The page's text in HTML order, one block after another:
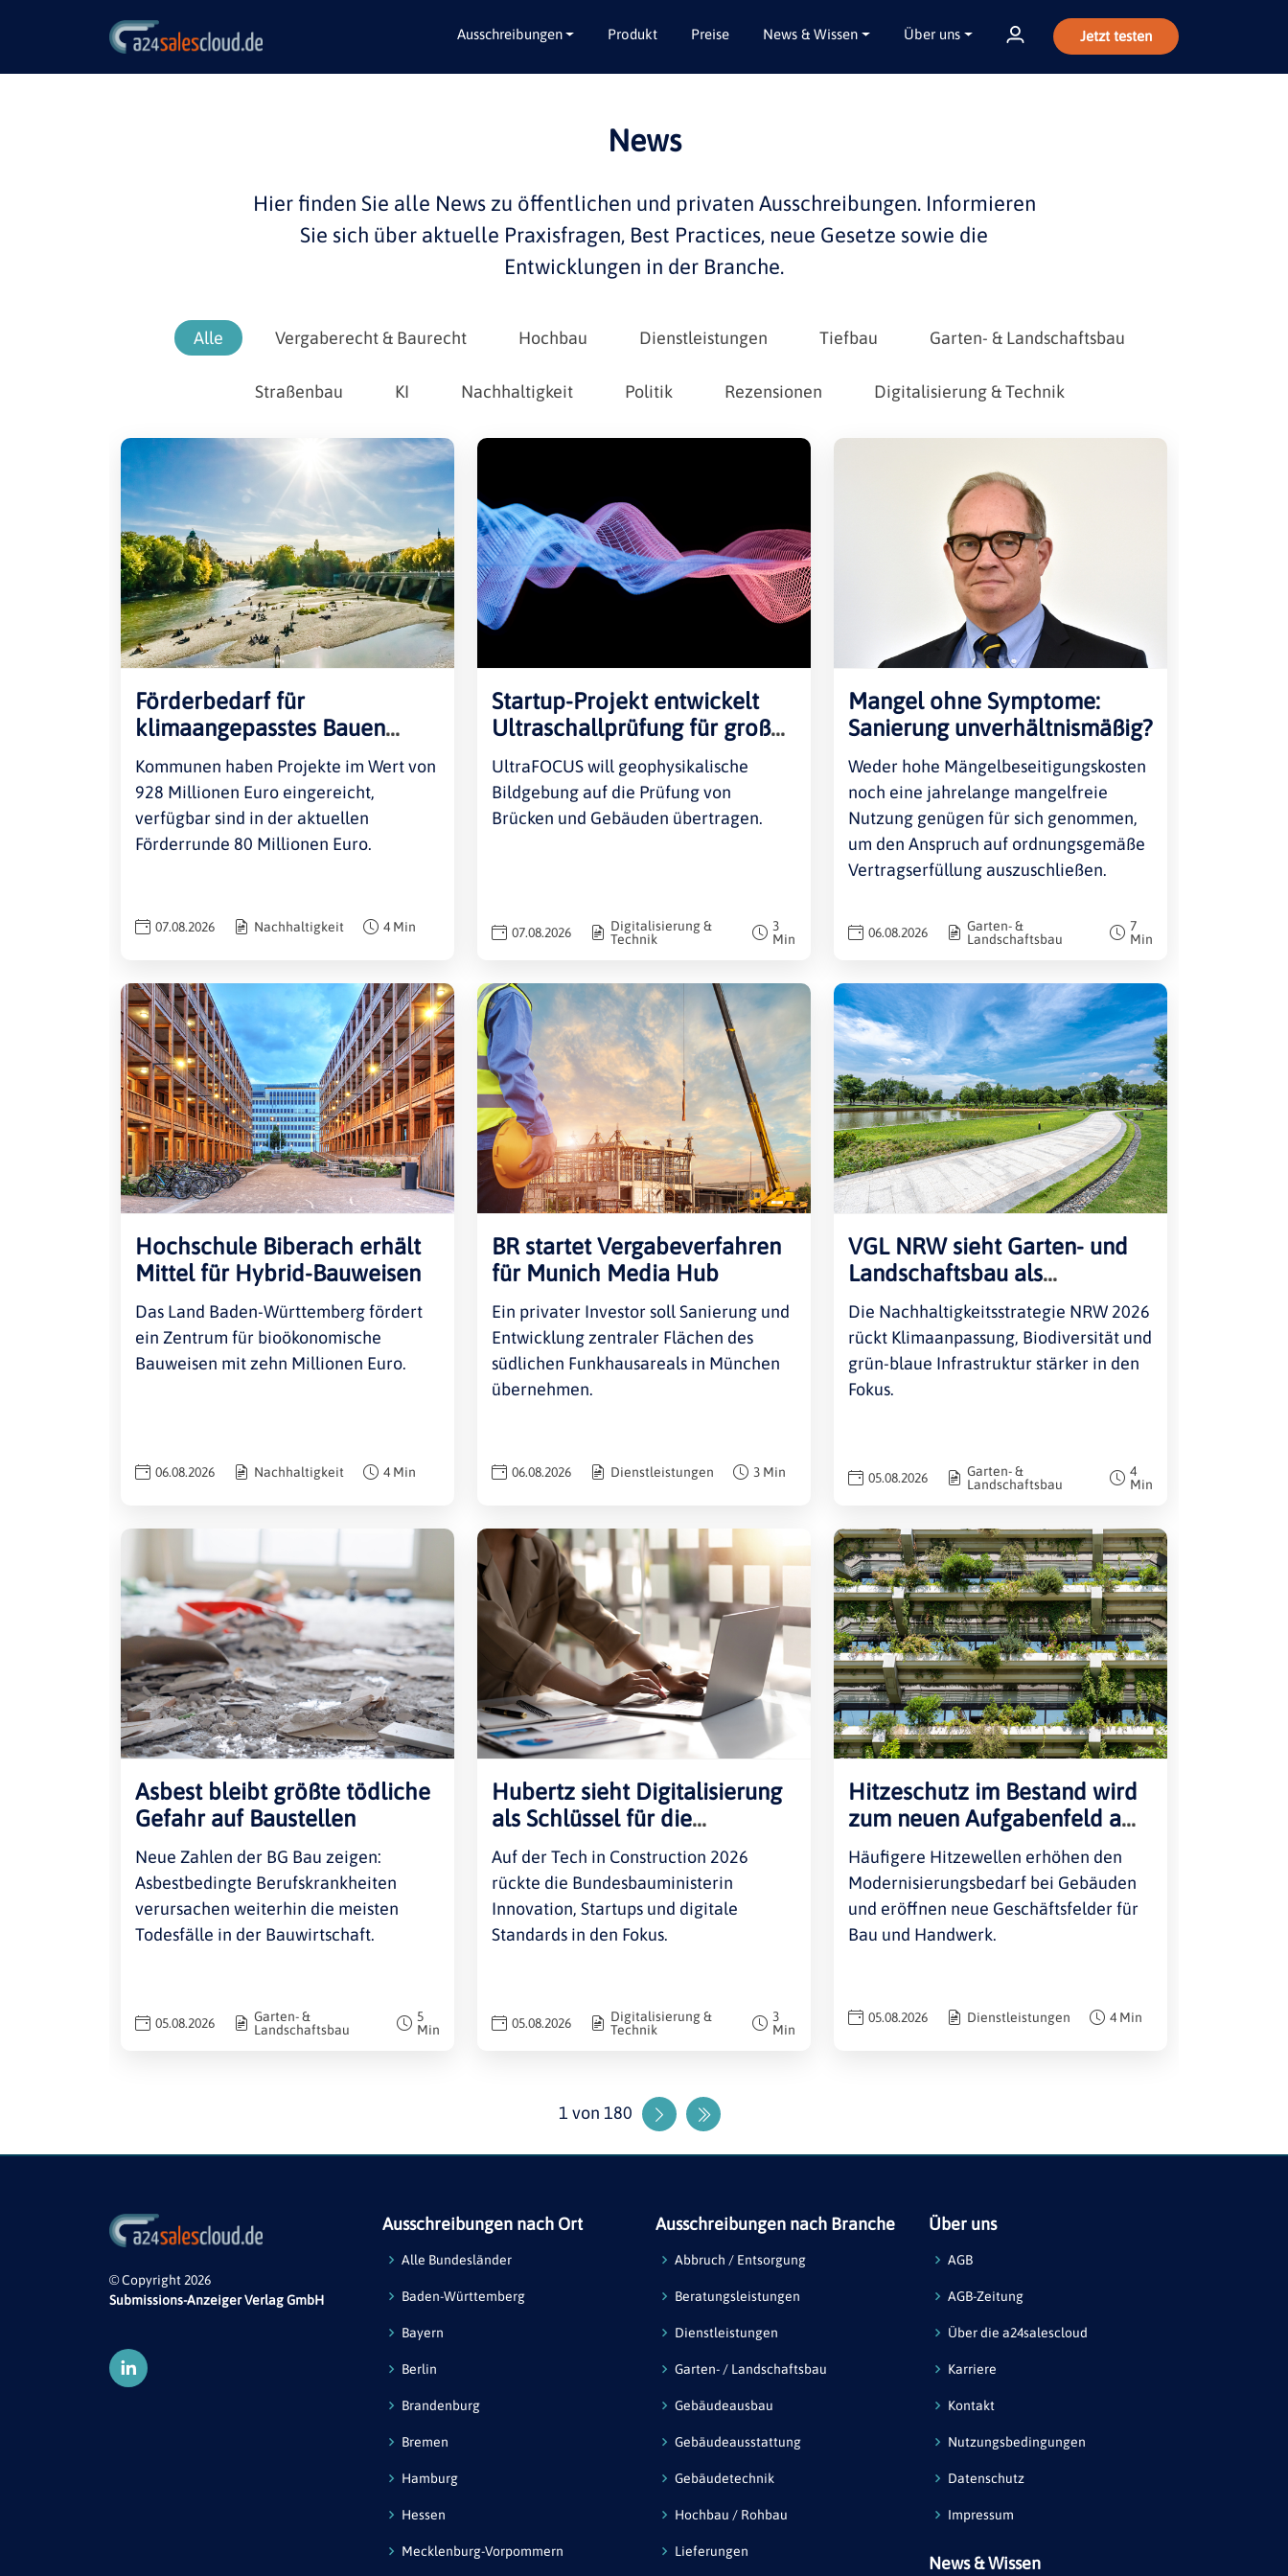
Ausschreibungen
Berlin
Brandenburg
Bremen
Niedersachsen
Rheinland-Pfalz
Sachsen
Sachsen-Anhalt
Schleswig-Holstein
Thüringen
Beratungsleistungen
Garten- / Landschaftsbau
Gebäudeausbau
Gebäudeausstattung
Hochbau / Rohbau
Planungsleistungen
Produkt Preise News & Wissen Über uns Jetzt testen
News
Hier finden Sie alle Newszu öffentlichen und privaten Ausschreibungen. Informieren
Sie sich über aktuelle Praxisfragen, Best Practices, neue Gesetze sowie die
Entwicklungen in der Branche.
Alle Vergaberecht & Baurecht Hochbau Dienstleistungen Tiefbau Garten- & Landschaftsbau
Straßenbau KI Nachhaltigkeit Politik Rezensionen Digitalisierung & Technik
Förderbedarf für
klimaangepasstes Bauen
übersteigt Bundesmittel
deutlich
Kommunen haben Projekte im Wert von
928 Millionen Euro eingereicht,
verfügbar sind in der aktuellen
Förderrunde 80 Millionen Euro.
07.08.2026 Nachhaltigkeit 4 Min
Startup-Projekt entwickelt
Ultraschallprüfung für große
Bauwerke
UltraFOCUS will geophysikalische
Bildgebung auf die Prüfung von
Brücken und Gebäuden übertragen.
07.08.2026
Digitalisierung &
Technik
3
Min
Mangel ohne Symptome:
Sanierung unverhältnismäßig?
Weder hohe Mängelbeseitigungskosten
noch eine jahrelange mangelfreie
Nutzung genügen für sich genommen,
um den Anspruch auf ordnungsgemäße
Vertragserfüllung auszuschließen.
06.08.2026
Garten- &
Landschaftsbau
7
Min
Hochschule Biberach erhält
Mittel für Hybrid-Bauweisen
Das Land Baden-Württemberg fördert
ein Zentrum für bioökonomische
Bauweisen mit zehn Millionen Euro.
06.08.2026 Nachhaltigkeit 4 Min
BR startet Vergabeverfahren
für Munich Media Hub
Ein privater Investor soll Sanierung und
Entwicklung zentraler Flächen des
südlichen Funkhausareals in München
übernehmen.
06.08.2026 Dienstleistungen 3 Min
VGL NRW sieht Garten- und
Landschaftsbau als
Umsetzungspartner
Die Nachhaltigkeitsstrategie NRW 2026
rückt Klimaanpassung, Biodiversität und
grün-blaue Infrastruktur stärker in den
Fokus.
05.08.2026
Garten- &
Landschaftsbau
4
Min
Asbest bleibt größte tödliche
Gefahr auf Baustellen
Neue Zahlen der BG Bau zeigen:
Asbestbedingte Berufskrankheiten
verursachen weiterhin die meisten
Todesfälle in der Bauwirtschaft.
05.08.2026
Garten- &
Landschaftsbau
5
Min
Hubertz sieht Digitalisierung
als Schlüssel für die
Bauwirtschaft
Auf der Tech in Construction 2026
rückte die Bundesbauministerin
Innovation, Startups und digitale
Standards in den Fokus.
05.08.2026
Digitalisierung &
Technik
3
Min
Hitzeschutz im Bestand wird
zum neuen Aufgabenfeld am
Bau
Häufigere Hitzewellen erhöhen den
Modernisierungsbedarf bei Gebäuden
und eröffnen neue Geschäftsfelder für
Bau und Handwerk.
05.08.2026 Dienstleistungen 4 Min
1 von 180 Nächste Seite
Letzte Seite
© Copyright 2026
Submissions-Anzeiger Verlag GmbH
Ausschreibungen nach Ort
Alle Bundesländer
Baden-Württemberg
Bayern
Berlin
Brandenburg
Bremen
Hamburg
Hessen
Mecklenburg-Vorpommern
Ausschreibungen nach Branche
Abbruch / Entsorgung
Beratungsleistungen
Dienstleistungen
Garten- / Landschaftsbau
Gebäudeausbau
Gebäudeausstattung
Gebäudetechnik
Hochbau / Rohbau
Lieferungen
Über uns
AGB
AGB-Zeitung
Über die a24salescloud
Karriere
Kontakt
Nutzungsbedingungen
Datenschutz
Impressum
News & Wissen